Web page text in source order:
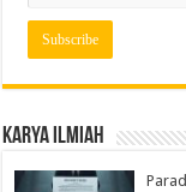
Karya Ilmiah